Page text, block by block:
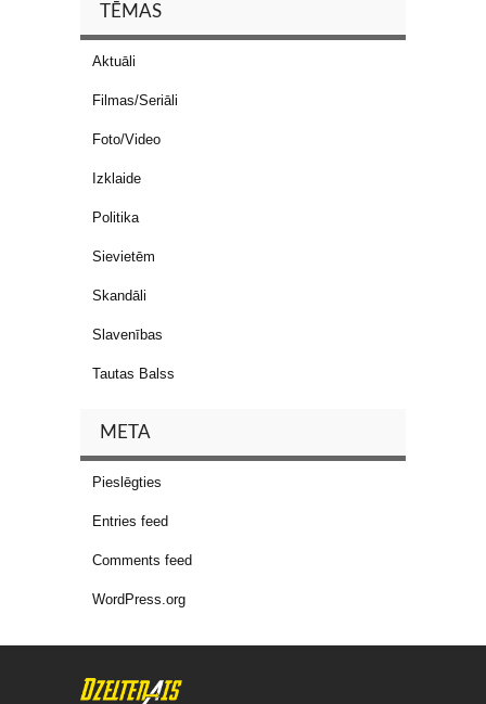
TĒMAS
Aktuāli
Filmas/Seriāli
Foto/Video
Izklaide
Politika
Sievietēm
Skandāli
Slavenības
Tautas Balss
META
Pieslēgties
Entries feed
Comments feed
WordPress.org